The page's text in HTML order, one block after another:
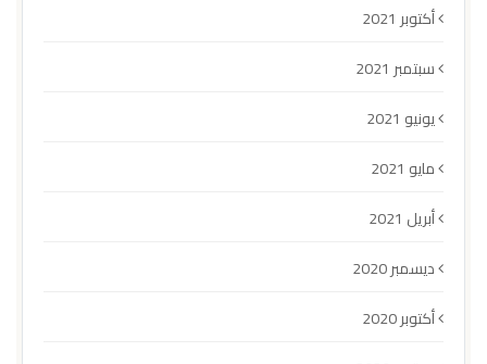
أكتوبر 2021
سبتمبر 2021
يونيو 2021
مايو 2021
أبريل 2021
ديسمبر 2020
أكتوبر 2020